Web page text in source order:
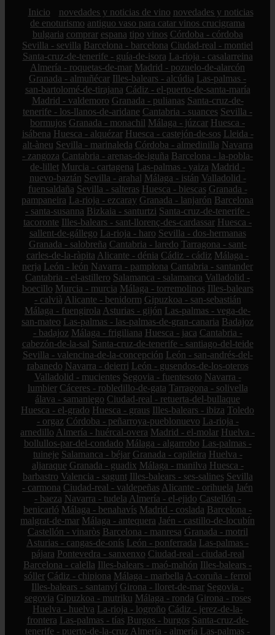
Inicio novedades y noticias de vino novedades y noticias
de enoturismo antiguo vaso para catar vinos crucigrama
bulgaria comprar espana tipo vinos Córdoba - córdoba
Sevilla - sevilla Barcelona - barcelona Ciudad-real - montiel
Santa-cruz-de-tenerife - guía-de-isora La-rioja - casalarreina
Almería - roquetas-de-mar Madrid - pozuelo-de-alarcón
Granada - almuñécar Illes-balears - alcúdia Las-palmas -
san-bartolomé-de-tirajana Cádiz - el-puerto-de-santa-maría
Madrid - valdemoro Granada - pulianas Santa-cruz-de-
tenerife - los-llanos-de-aridane Cantabria - suances Sevilla -
bormujos Granada - monachil Málaga - júzcar Huesca -
isábena Huesca - alquézar Huesca - castejón-de-sos Lleida -
alt-àneu Sevilla - marinaleda Córdoba - almedinilla Navarra
- zangoza Cantabria - arenas-de-iguña Barcelona - la-pobla-
de-lillet Murcia - cartagena Las-palmas - yaiza Madrid -
nuevo-baztán Sevilla - arahal Málaga - istán Valladolid -
fuensaldaña Sevilla - salteras Huesca - biescas Granada -
pampaneira La-rioja - ezcaray Granada - lanjarón Barcelona
- santa-susanna Bizkaia - santurtzi Santa-cruz-de-tenerife -
tacoronte Illes-balears - sant-llorenç-des-cardassar Huesca -
sallent-de-gállego La-rioja - haro Sevilla - dos-hermanas
Granada - salobreña Cantabria - laredo Tarragona - sant-
carles-de-la-ràpita Alicante - dénia Cádiz - cádiz Málaga -
nerja León - león Navarra - pamplona Cantabria - santander
Cantabria - el-astillero Salamanca - salamanca Valladolid -
boecillo Murcia - murcia Málaga - torremolinos Illes-balears
- calvià Alicante - benidorm Gipuzkoa - san-sebastián
Málaga - fuengirola Asturias - gijón Las-palmas - vega-de-
san-mateo Las-palmas - las-palmas-de-gran-canaria Badajoz
- badajoz Málaga - frigiliana Huesca - jaca Cantabria -
cabezón-de-la-sal Santa-cruz-de-tenerife - santiago-del-teide
Sevilla - valencina-de-la-concepción León - san-andrés-del-
rabanedo Navarra - deierri León - gusendos-de-los-oteros
Valladolid - mucientes Segovia - fuentesoto Navarra -
lumbier Cáceres - robledillo-de-gata Tarragona - solivella
álava - samaniego Ciudad-real - retuerta-del-bullaque
Huesca - el-grado Huesca - graus Illes-balears - ibiza Toledo
- orgaz Córdoba - peñarroya-pueblonuevo La-rioja -
arnedillo Almería - huércal-overa Madrid - el-molar Huelva -
bollullos-par-del-condado Málaga - algarrobo Las-palmas -
tuineje Salamanca - béjar Granada - capileira Huelva -
aljaraque Granada - guadix Málaga - manilva Huesca -
barbastro Valencia - sagunt Illes-balears - ses-salines Sevilla
- carmona Ciudad-real - valdepeñas Alicante - orihuela Jaén
- baeza Navarra - tudela Almería - el-ejido Castellón -
benicarló Málaga - benahavís Madrid - coslada Barcelona -
malgrat-de-mar Málaga - antequera Jaén - castillo-de-locubín
Castellón - vinaròs Barcelona - manresa Granada - motril
Asturias - cangas-de-onís León - ponferrada Las-palmas -
pájara Pontevedra - sanxenxo Ciudad-real - ciudad-real
Barcelona - calella Illes-balears - maó-mahón Illes-balears -
sóller Cádiz - chipiona Málaga - marbella A-coruña - ferrol
Illes-balears - santanyí Girona - lloret-de-mar Segovia -
segovia Gipuzkoa - mutriku Málaga - ronda Girona - roses
Huelva - huelva La-rioja - logroño Cádiz - jerez-de-la-
frontera Las-palmas - tías Burgos - burgos Santa-cruz-de-
tenerife - puerto-de-la-cruz Almería - almería Las-palmas -